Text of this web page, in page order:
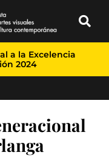
a la Excelencia
2024